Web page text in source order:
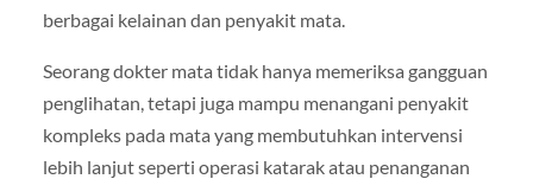
berbagai kelainan dan penyakit mata.
Seorang dokter mata tidak hanya memeriksa gangguan
penglihatan, tetapi juga mampu menangani penyakit
kompleks pada mata yang membutuhkan intervensi
lebih lanjut seperti operasi katarak atau penanganan